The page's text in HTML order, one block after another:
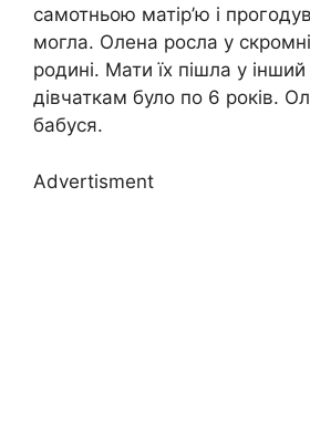
самотньою матір’ю і
могла. Олена росла у
родині. Мати їх пішла у інший
дівчаткам було по 6 років.
бабуся.
Advertisment